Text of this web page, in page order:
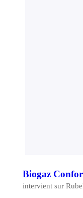
Biogaz
intervient sur